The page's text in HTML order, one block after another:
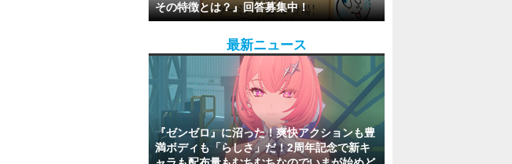
その特徴とは？』回答募集中！
最新ニュース
『ゼンゼロ』に沼った！爽快アクションも豊
満ボディも「らしさ」だ！2周年記念で新キ